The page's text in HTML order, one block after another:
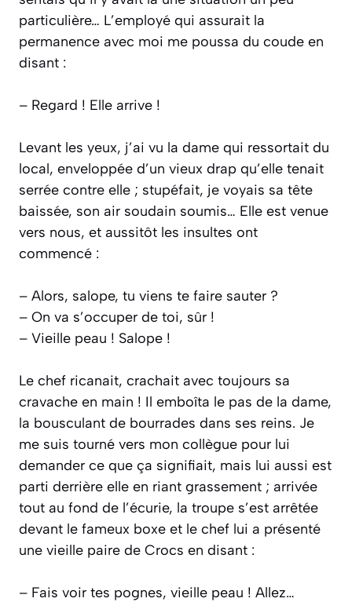
particulière… L’employé qui assurait la
permanence avec moi me poussa du coude en
disant :
– Regard ! Elle arrive !
Levant les yeux, j’ai vu la dame qui ressortait du
local, enveloppée d’un vieux drap qu’elle tenait
serrée contre elle ; stupéfait, je voyais sa tête
baissée, son air soudain soumis… Elle est venue
vers nous, et aussitôt les insultes ont
commencé :
– Alors, salope, tu viens te faire sauter ?
– On va s’occuper de toi, sûr !
– Vieille peau ! Salope !
Le chef ricanait, crachait avec toujours sa
cravache en main ! Il emboîta le pas de la dame,
la bousculant de bourrades dans ses reins. Je
me suis tourné vers mon collègue pour lui
demander ce que ça signifiait, mais lui aussi est
parti derrière elle en riant grassement ; arrivée
tout au fond de l’écurie, la troupe s’est arrêtée
devant le fameux boxe et le chef lui a présenté
une vieille paire de Crocs en disant :
– Fais voir tes pognes, vieille peau ! Allez…